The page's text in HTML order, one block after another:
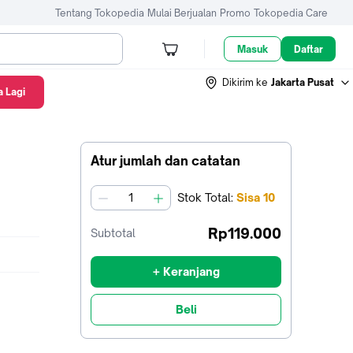
Tentang Tokopedia Mulai Berjualan Promo Tokopedia Care
Masuk Daftar
Dikirim ke Jakarta Pusat
Atur jumlah dan catatan
jumlah Stok Total: Sisa 10
Subtotal Rp119.000
+ Keranjang
Beli
Lagi